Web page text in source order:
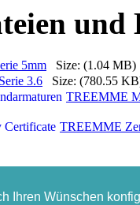
5mm Size: (1.04 MB)
3.6 Size: (780.55
TREEMME
TREEMME
Ihren Wünschen